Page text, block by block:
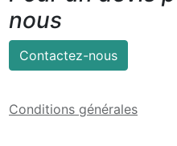
nous
Contactez-nous
Conditions générales